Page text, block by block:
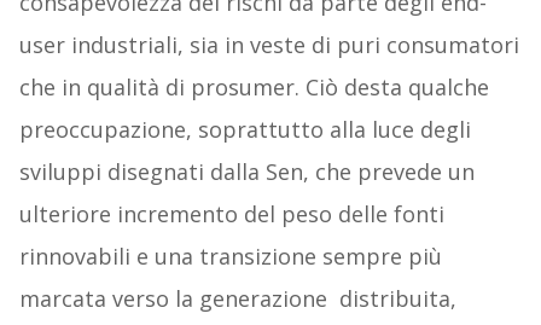
user industriali, sia in veste di puri consumatori
che in qualità di prosumer. Ciò desta qualche
preoccupazione, soprattutto alla luce degli
sviluppi disegnati dalla Sen, che prevede un
ulteriore incremento del peso delle fonti
rinnovabili e una transizione sempre più
marcata verso la generazione distribuita,